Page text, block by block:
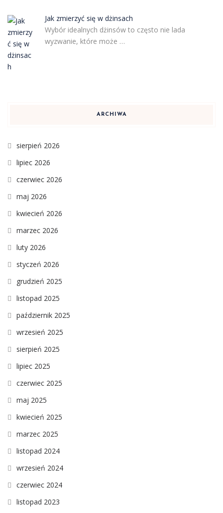
Jak zmierzyć się w dżinsach
Wybór idealnych dżinsów to często nie lada
wyzwanie, które może …
ARCHIWA
sierpień 2026
lipiec 2026
czerwiec 2026
maj 2026
kwiecień 2026
marzec 2026
luty 2026
styczeń 2026
grudzień 2025
listopad 2025
październik 2025
wrzesień 2025
sierpień 2025
lipiec 2025
czerwiec 2025
maj 2025
kwiecień 2025
marzec 2025
listopad 2024
wrzesień 2024
czerwiec 2024
listopad 2023